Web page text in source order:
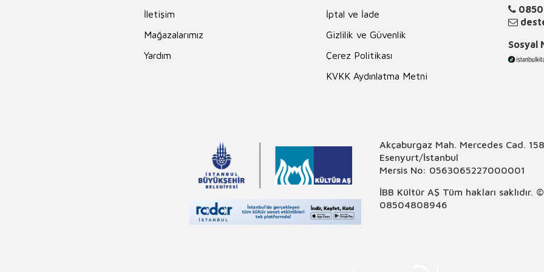
İletişim
Mağazalarımız
Yardım
İptal ve İade
Gizlilik ve Güvenlik
Çerez Politikası
KVKK Aydınlatma Metni
Sosyal
Akçaburgaz Mah. Mercedes Cad.
Esenyurt/İstanbul
Mersis No: 0563065227000001
İBB Kültür AŞ Tüm hakları saklıdır.
08504808946